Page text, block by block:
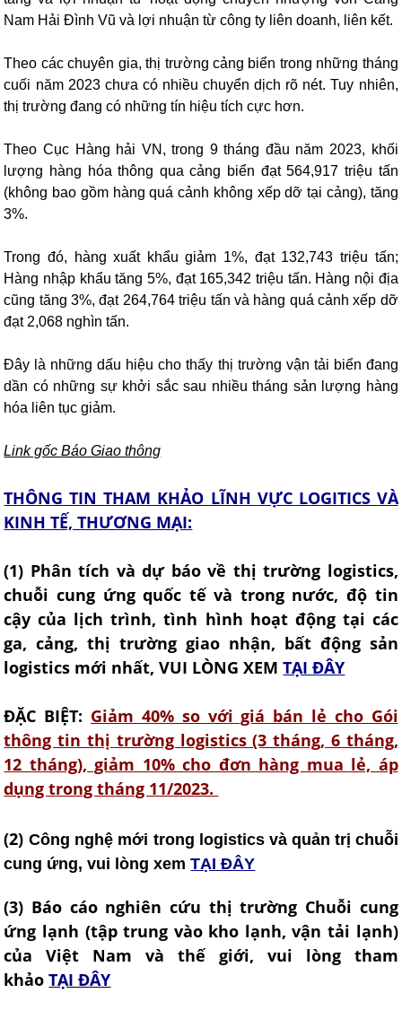
Nam Hải Đình Vũ và lợi nhuận từ công ty liên doanh, liên kết.
Theo các chuyên gia, thị trường cảng biển trong những tháng
cuối năm 2023 chưa có nhiều chuyển dịch rõ nét. Tuy nhiên,
thị trường đang có những tín hiệu tích cực hơn.
Theo Cục Hàng hải VN, trong 9 tháng đầu năm 2023, khối
lượng hàng hóa thông qua cảng biển đạt 564,917 triệu tấn
(không bao gồm hàng quá cảnh không xếp dỡ tại cảng), tăng
3%.
Trong đó, hàng xuất khẩu giảm 1%, đạt 132,743 triệu tấn;
Hàng nhập khẩu tăng 5%, đạt 165,342 triệu tấn. Hàng nội địa
cũng tăng 3%, đạt 264,764 triệu tấn và hàng quá cảnh xếp dỡ
đạt 2,068 nghìn tấn.
Đây là những dấu hiệu cho thấy thị trường vận tải biển đang
dần có những sự khởi sắc sau nhiều tháng sản lượng hàng
hóa liên tục giảm.
Link gốc Báo Giao thông
THÔNG TIN THAM KHẢO LĨNH VỰC LOGITICS VÀ
KINH TẾ, THƯƠNG MẠI:
(1) Phân tích và dự báo về thị trường logistics,
chuỗi cung ứng quốc tế và trong nước, độ tin
cậy của lịch trình, tình hình hoạt động tại các
ga, cảng, thị trường giao nhận, bất động sản
logistics mới nhất, VUI LÒNG XEM TẠI ĐÂY
ĐẶC BIỆT: Giảm 40% so với giá bán lẻ cho Gói
thông tin thị trường logistics (3 tháng, 6 tháng,
12 tháng)​, giảm 10% cho đơn hàng mua lẻ, áp
dụng trong tháng 11/2023.
(2) Công nghệ mới trong logistics và quản trị chuỗi
cung ứng, vui lòng xemTẠI ĐÂY
(3) Báo cáo nghiên cứu thị trường Chuỗi cung
ứng lạnh (tập trung vào kho lạnh, vận tải lạnh)
của Việt Nam và thế giới, vui lòng tham
khảoTẠI ĐÂY